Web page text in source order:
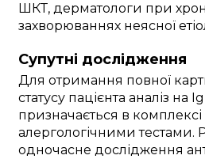
ШКТ, дерматологи при
захворюваннях неясної
Супутні дослідження
Для отримання повної
статусу пацієнта аналіз на
призначається в
алергологічними тестами.
одночасне дослідження